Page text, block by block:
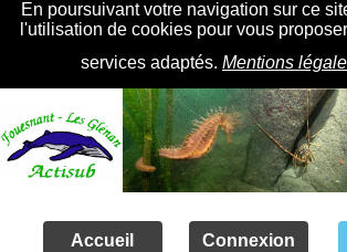
En poursuivant votre navigation sur ce
l'utilisation de cookies pour vous
services adaptés. Mentions
Accueil Connexion